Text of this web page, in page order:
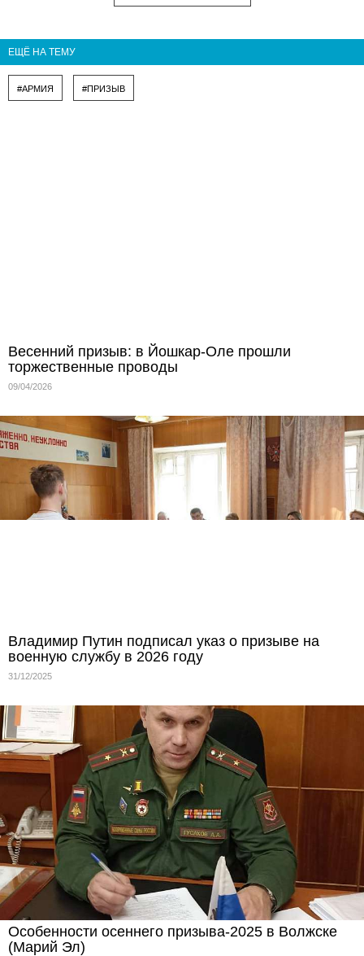
ЕЩЁ НА ТЕМУ
#АРМИЯ #ПРИЗЫВ
Весенний призыв: в Йошкар-Оле прошли
торжественные проводы
09/04/2026
Владимир Путин подписал указ о призыве на
военную службу в 2026 году
31/12/2025
Особенности осеннего призыва-2025 в Волжске
(Марий Эл)